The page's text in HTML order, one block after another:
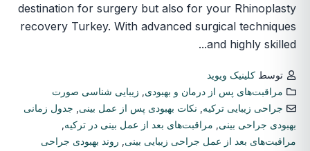
destination for surgery but also for your Rhinoplasty
recovery Turkey. With advanced surgical techniques
and highly skilled...
توسطکلینیک ویوید
مراقبت‌های پس از درمان و بهبودی
زیبایی شناسی صورت
جراحی زیبایی ترکیه
نکات بهبودی پس از عمل بینی
جدول زمانی
بهبودی جراحی بینی
مراقبت‌های بعد از عمل بینی در ترکیه
مراقبت‌های بعد از عمل جراحی زیبایی بینی
روند بهبودی جراحی